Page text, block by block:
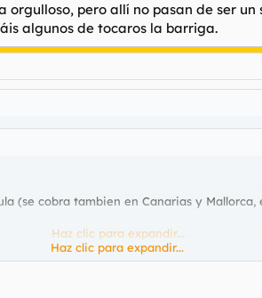
pero allí no pasan de ser
algunos de tocaros la barriga.
(se cobra tambien en Canarias y
Haz clic para expandir...
Haz clic para expandir...